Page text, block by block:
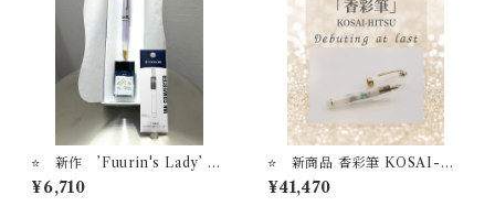
⭐️ 新作 ’Fuurin's Lady’ 万
年筆ビュッフェ ’Pick Wh
o？'コレクション+ オリジナル
¥6,710
⭐️ 新商品 香彩筆 KOSAI-HI
TSU 万年筆＋インクセット
STYLE OF LABオリジナル万
¥41,470